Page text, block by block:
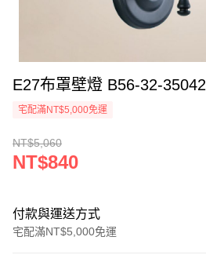
E27布罩壁燈 B56-32-35042
宅配滿NT$5,000免運
NT$5,060
NT$840
付款與運送方式
宅配滿NT$5,000免運